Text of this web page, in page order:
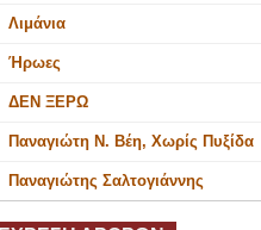
Λιμάνια
Ήρωες
ΔΕΝ ΞΕΡΩ
Παναγιώτη Ν. Βέη, Χωρίς Πυξίδα
Παναγιώτης Σαλτογιάννης